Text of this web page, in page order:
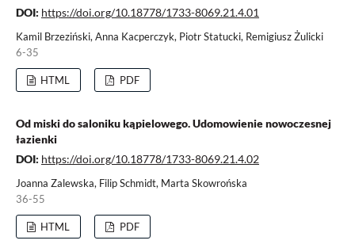
DOI: https://doi.org/10.18778/1733-8069.21.4.01
Kamil Brzeziński, Anna Kacperczyk, Piotr Statucki, Remigiusz Żulicki
6-35
HTML PDF
Od miski do saloniku kąpielowego. Udomowienie nowoczesnej
łazienki
DOI: https://doi.org/10.18778/1733-8069.21.4.02
Joanna Zalewska, Filip Schmidt, Marta Skowrońska
36-55
HTML PDF